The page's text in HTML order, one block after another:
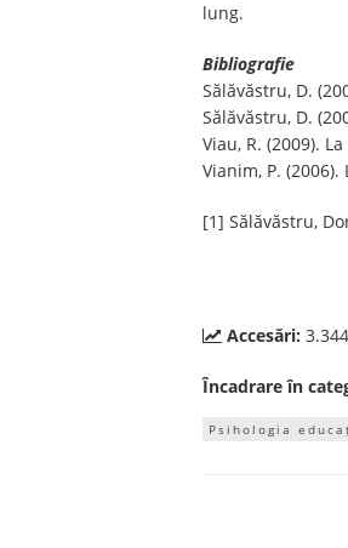
lung.
Bibliografie
Sălăvăstru, D.
Sălăvăstru, D.
Viau, R. (2009).
Vianim, P.
[1] Sălăvăstru,
Accesări: 3.344
Încadrare în
Psihologia